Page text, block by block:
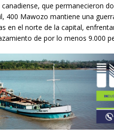
que permanecieron
400 Mawozo mantiene una
en el norte de la capital,
de por lo menos 9.000